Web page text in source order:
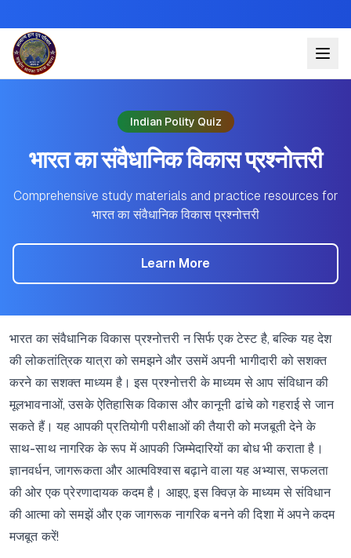
Indian Polity Quiz
भारत का संवैधानिक विकास प्रश्नोत्तरी
Comprehensive study materials and practice resources for
भारत का संवैधानिक विकास प्रश्नोत्तरी
Learn More
भारत का संवैधानिक विकास प्रश्नोत्तरी न सिर्फ एक टेस्ट है, बल्कि यह देश
की लोकतांत्रिक यात्रा को समझने और उसमें अपनी भागीदारी को सशक्त
करने का सशक्त माध्यम है। इस प्रश्नोत्तरी के माध्यम से आप संविधान की
मूलभावनाओं, उसके ऐतिहासिक विकास और कानूनी ढांचे को गहराई से जान
सकते हैं। यह आपकी प्रतियोगी परीक्षाओं की तैयारी को मजबूती देने के
साथ-साथ नागरिक के रूप में आपकी जिम्मेदारियों का बोध भी कराता है।
ज्ञानवर्धन, जागरूकता और आत्मविश्वास बढ़ाने वाला यह अभ्यास, सफलता
की ओर एक प्रेरणादायक कदम है। आइए, इस क्विज़ के माध्यम से संविधान
की आत्मा को समझें और एक जागरूक नागरिक बनने की दिशा में अपने कदम
मजबूत करें!